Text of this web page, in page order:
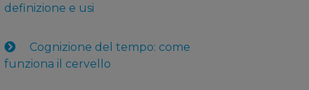
definizione e usi
Cognizione del tempo: come
funziona il cervello